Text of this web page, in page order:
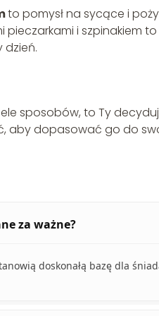
to pomysł na sycące i
pieczarkami i szpinakiem
dzień.
sposobów, to Ty
aby dopasować go do
za ważne?
doskonałą bazę dla